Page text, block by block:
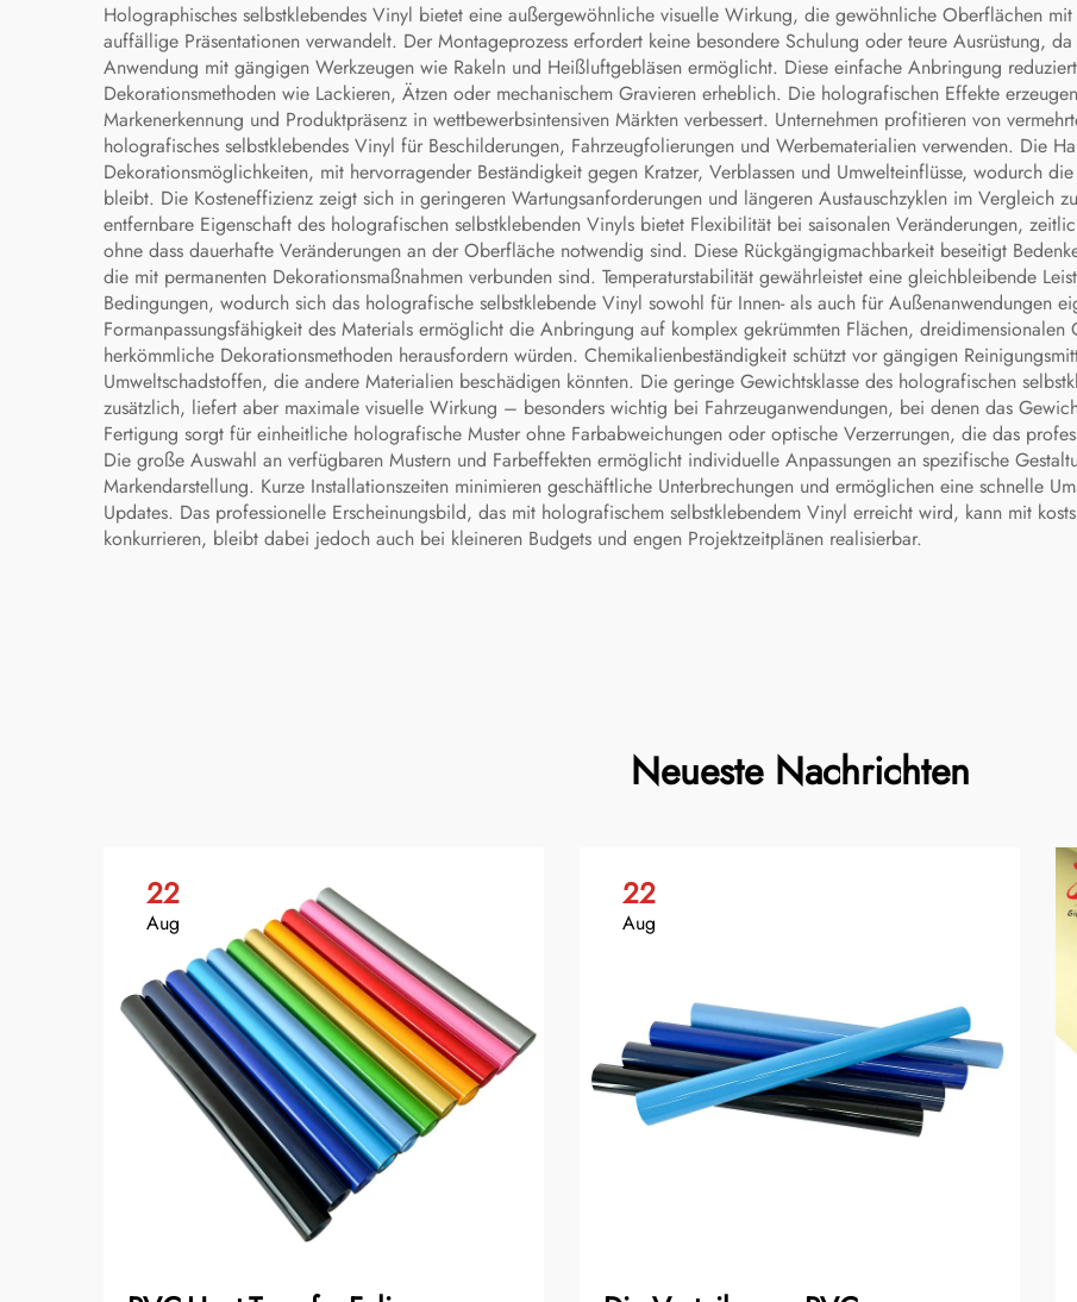
Holographisches selbstklebendes Vinyl bietet eine außergewöhnliche visuelle Wirkung, die gewöhnliche Oberflächen
auffällige Präsentationen verwandelt. Der Montageprozess erfordert keine besondere Schulung oder teure Ausrüstung,
Anwendung mit gängigen Werkzeugen wie Rakeln und Heißluftgebläsen ermöglicht. Diese einfache Anbringung
Dekorationsmethoden wie Lackieren, Ätzen oder mechanischem Gravieren erheblich. Die holografischen Effekte
Markenerkennung und Produktpräsenz in wettbewerbsintensiven Märkten verbessert. Unternehmen profitieren von
holografisches selbstklebendes Vinyl für Beschilderungen, Fahrzeugfolierungen und Werbematerialien verwenden. Die
Dekorationsmöglichkeiten, mit hervorragender Beständigkeit gegen Kratzer, Verblassen und Umwelteinflüsse, wodurch
bleibt. Die Kosteneffizienz zeigt sich in geringeren Wartungsanforderungen und längeren Austauschzyklen im Vergleich
entfernbare Eigenschaft des holografischen selbstklebenden Vinyls bietet Flexibilität bei saisonalen Veränderungen,
ohne dass dauerhafte Veränderungen an der Oberfläche notwendig sind. Diese Rückgängigmachbarkeit beseitigt
die mit permanenten Dekorationsmaßnahmen verbunden sind. Temperaturstabilität gewährleistet eine gleichbleibende
Bedingungen, wodurch sich das holografische selbstklebende Vinyl sowohl für Innen- als auch für Außenanwendungen
Formanpassungsfähigkeit des Materials ermöglicht die Anbringung auf komplex gekrümmten Flächen,
herkömmliche Dekorationsmethoden herausfordern würden. Chemikalienbeständigkeit schützt vor gängigen
Umweltschadstoffen, die andere Materialien beschädigen könnten. Die geringe Gewichtsklasse des holografischen
zusätzlich, liefert aber maximale visuelle Wirkung – besonders wichtig bei Fahrzeuganwendungen, bei denen das
Fertigung sorgt für einheitliche holografische Muster ohne Farbabweichungen oder optische Verzerrungen, die das
Die große Auswahl an verfügbaren Mustern und Farbeffekten ermöglicht individuelle Anpassungen an spezifische
Markendarstellung. Kurze Installationszeiten minimieren geschäftliche Unterbrechungen und ermöglichen eine schnelle
Updates. Das professionelle Erscheinungsbild, das mit holografischem selbstklebendem Vinyl erreicht wird, kann mit
konkurrieren, bleibt dabei jedoch auch bei kleineren Budgets und engen Projektzeitplänen realisierbar.
Neueste Nachrichten
22
Aug
22
Aug